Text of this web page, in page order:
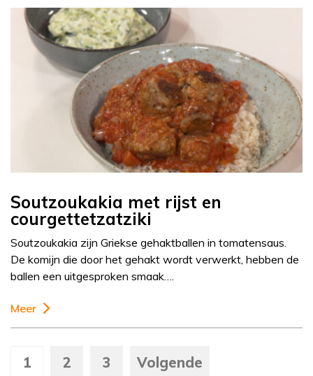
Soutzoukakia met rijst en
courgettetzatziki
Soutzoukakia zijn Griekse gehaktballen in tomatensaus.
De komijn die door het gehakt wordt verwerkt, hebben de
ballen een uitgesproken smaak….
Meer
1 2 3 Volgende